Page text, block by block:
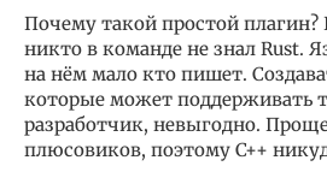
Почему такой простой
никто в команде не знал Rust.
на нём мало кто пишет.
которые может поддерживать
разработчик, невыгодно.
плюсовиков, поэтому C++